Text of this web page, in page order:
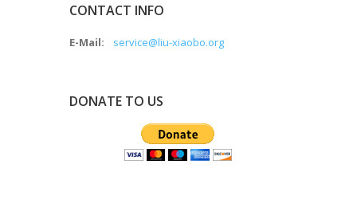
CONTACT INFO
E-Mail: service@liu-xiaobo.org
DONATE TO US